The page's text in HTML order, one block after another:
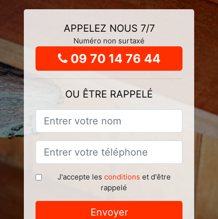
APPELEZ NOUS 7/7
Numéro non surtaxé
09 70 14 76 44
OU ÊTRE RAPPELÉ
J'accepte les conditions et d'être
rappelé
Envoyer